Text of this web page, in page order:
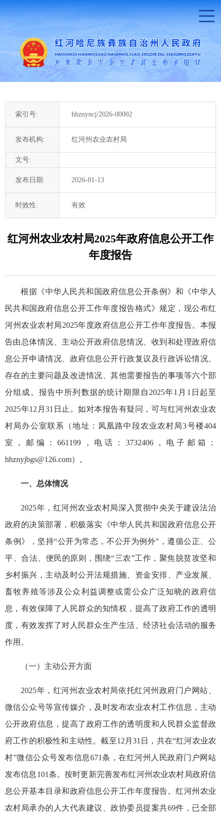
索引号: hhznyncj/2026-00002
发布机构: 红河州农业农村局
文号:
发布日期: 2026-01-13
时效性: 有效
红河州农业农村局2025年政府信息公开工作
年度报告
根据《中华人民共和国政府信息公开条例》和《中华人
民共和国政府信息公开工作年度报告格式》规定，现公布红
河州农业农村局2025年度政府信息公开工作年度报告。本报
告由总体情况、主动公开政府信息情况、收到和处理政府信
息公开申请情况、政府信息公开行政复议及行政诉讼情况、
存在的主要问题及改进情况、其他需要报告的事项等六个部
分组成。报告中所列数据的统计期限自2025年1月1日起至
2025年12月31日止。如对本报告有疑问，可与红河州农业农
村局办公室联系（地址：凤凰路中段农业农村局3号楼404
室，邮编：661199，电话：3732406，电子邮箱：
hhznyjbgs@126.com）。
一、总体情况
2025年，红河州农业农村局深入贯彻中央关于建设法治
政府的决策部署，积极落实《中华人民共和国政府信息公开
条例》，坚持“公开为常态，不公开为例外”，遵循公正、公
平、合法、便民的原则，围绕“三农”工作，聚焦脱贫攻坚和
乡村振兴，主动及时公开法规措施、资金安排、产业发展、
畜牧养殖等涉及公众利益调整或需公众广泛知晓的政府信
息，有效保障了人民群众的知情权，提高了政府工作的透明
度，有效发挥了对人民群众生产生活、经济社会活动的服务
作用。
（一）主动公开方面
2025年，红河州农业农村局依托红河州政府门户网站、
微信公众号等宣传媒介，及时发布农业农村工作信息，主动
公开政府信息，提高了政府工作的透明度和人民群众监督政
府工作的积极性和主动性。截至12月31日，共在“红河农业农
村”微信公众号发布信息671条，在红河州人民政府门户网站
发布信息101条。按时更新完善发布红河州农业农村局政府信
息公开基本目录和政府信息公开工作年度报告。红河州农业
农村局承办的人大代表建议、政协委员提案共69件，已全部